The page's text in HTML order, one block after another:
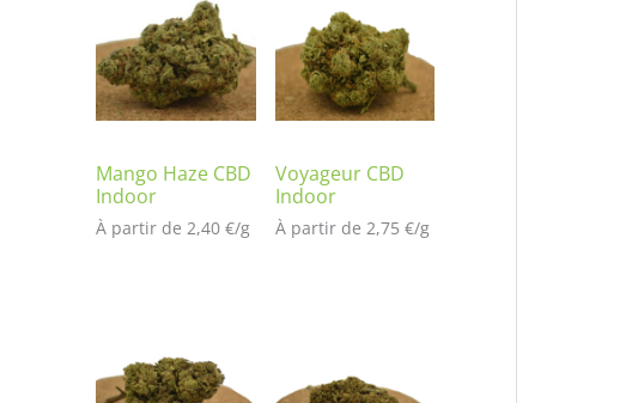
Mango Haze CBD
Indoor
À partir de 2,40 €/g
Voyageur CBD
Indoor
À partir de 2,75 €/g